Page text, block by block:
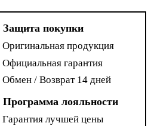
Защита покупки
Оригинальная продукция
Официальная гарантия
Обмен / Возврат 14 дней
Программа лояльности
Гарантия лучшей цены